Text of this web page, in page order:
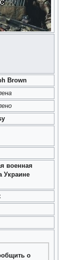
Brown
военная
Украине
о